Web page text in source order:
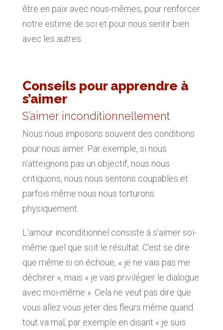
être en paix avec nous-mêmes, pour renforcer
notre estime de soi et pour nous sentir bien
avec les autres.
Conseils pour apprendre à
s’aimer
S’aimer inconditionnellement
Nous nous imposons souvent des conditions
pour nous aimer. Par exemple, si nous
n’atteignons pas un objectif, nous nous
critiquons, nous nous sentons coupables et
parfois même nous nous torturons
physiquement.
L’amour inconditionnel consiste à s’aimer soi-
même quel que soit le résultat. C’est se dire
que même si on échoue, « je ne vais pas me
déchirer », mais « je vais privilégier le dialogue
avec moi-même ». Cela ne veut pas dire que
vous allez vous jeter des fleurs même quand
tout va mal, par exemple en disant « je suis